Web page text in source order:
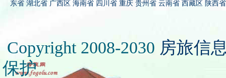
东省 湖北省 广西区 海南省 四川省 重庆 贵州省 云南省 西藏区 陕西省
Copyright 2008-2030 房旅信
保护